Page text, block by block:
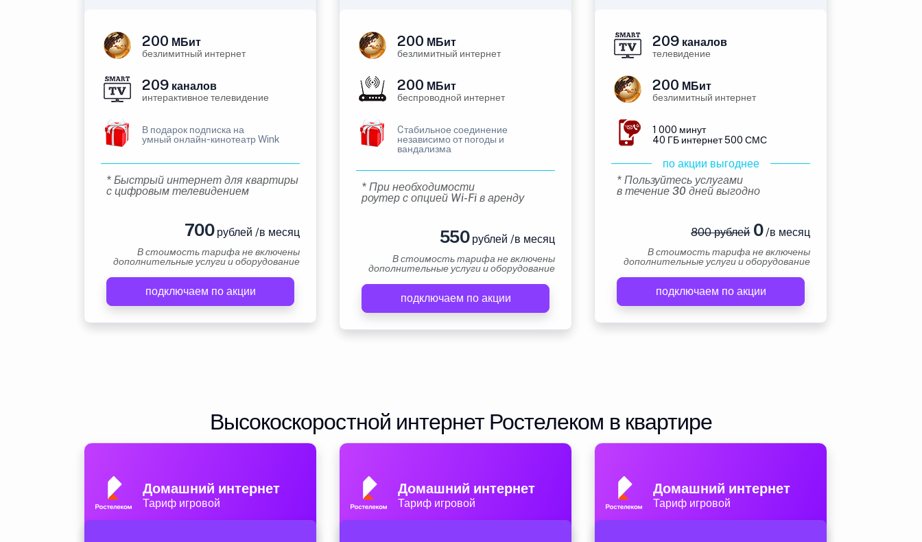
200 МБит
безлимитный интернет
209 каналов
интерактивное телевидение
В подарок подписка на
умный онлайн-кинотеатр Wink
* Быстрый интернет для квартиры
с цифровым телевидением
700рублей /в месяц
В стоимость тарифа не включены
дополнительные услуги и оборудование
подключаем по акции
200 МБит
безлимитный интернет
200 МБит
беспроводной интернет
Cтабильное соединение
независимо от погоды и
вандализма
* При необходимости
роутер с опцией Wi-Fi в аренду
550рублей /в месяц
В стоимость тарифа не включены
дополнительные услуги и оборудование
подключаем по акции
209 каналов
телевидение
200 МБит
безлимитный интернет
1 000 минут
40 ГБ интернет 500 СМС
по акции выгоднее
* Пользуйтесь услугами
в течение 30 дней выгодно
800 рублей0/в месяц
В стоимость тарифа не включены
дополнительные услуги и оборудование
подключаем по акции
Высокоскоростной интернет Ростелеком в квартире
Домашний интернет
Тариф игровой
Домашний интернет
Тариф игровой
Домашний интернет
Тариф игровой